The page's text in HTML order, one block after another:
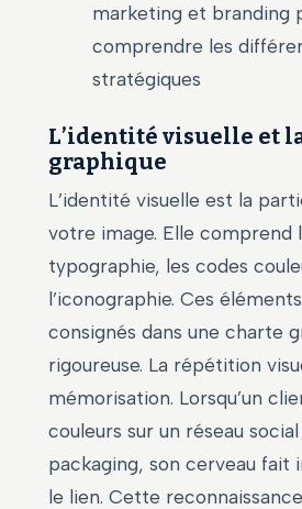
marketing et branding
comprendre les
stratégiques
L’identité visuelle et
graphique
L’identité visuelle est la
votre image. Elle comprend
typographie, les codes
l’iconographie. Ces
consignés dans une charte
rigoureuse. La répétition
mémorisation. Lorsqu’un
couleurs sur un réseau
packaging, son cerveau fait
le lien. Cette